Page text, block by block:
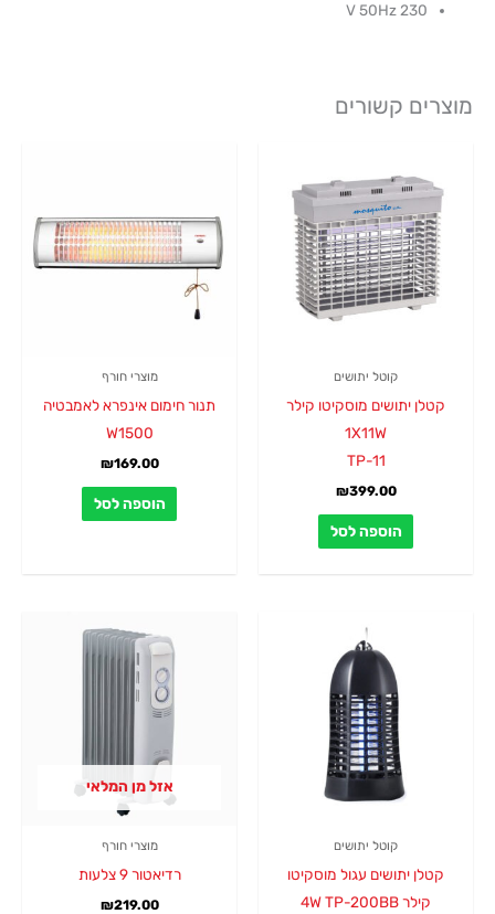
V 50Hz 230
מוצרים קשורים
קוטל יתושים
קטלן יתושים מוסקיטו קילר
1X11W
TP-11
₪399.00
הוספה לסל
מוצרי חורף
תנור חימום אינפרא לאמבטיה
W1500
₪169.00
הוספה לסל
קוטל יתושים
קטלן יתושים עגול מוסקיטו
קילר 4W TP-200BB
אזל מן המלאי
מוצרי חורף
רדיאטור 9 צלעות
₪219.00